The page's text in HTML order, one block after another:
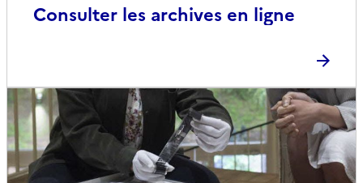
Consulter les archives en ligne